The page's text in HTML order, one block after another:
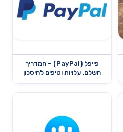
פייפל (PayPal) – המדריך
השלם, עלויות וטיפים לחיסכון